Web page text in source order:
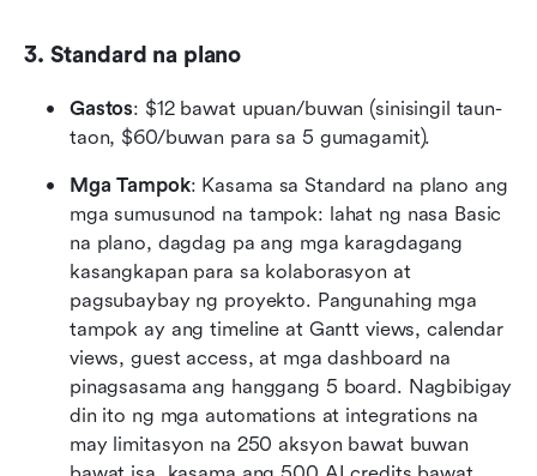
3. Standard na plano
Gastos: $12 bawat upuan/buwan (sinisingil taun-
taon, $60/buwan para sa 5 gumagamit).
Mga Tampok: Kasama sa Standard na plano ang
mga sumusunod na tampok: lahat ng nasa Basic
na plano, dagdag pa ang mga karagdagang
kasangkapan para sa kolaborasyon at
pagsubaybay ng proyekto. Pangunahing mga
tampok ay ang timeline at Gantt views, calendar
views, guest access, at mga dashboard na
pinagsasama ang hanggang 5 board. Nagbibigay
din ito ng mga automations at integrations na
may limitasyon na 250 aksyon bawat buwan